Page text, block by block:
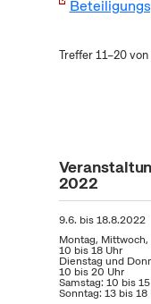
Treffer 11–20 von
2022
9.6. bis18.8.2022
Montag, Mittwoch,
10 bis 18 Uhr
Dienstag und
10 bis 20 Uhr
Samstag: 10 bis
Sonntag: 13 bis 18